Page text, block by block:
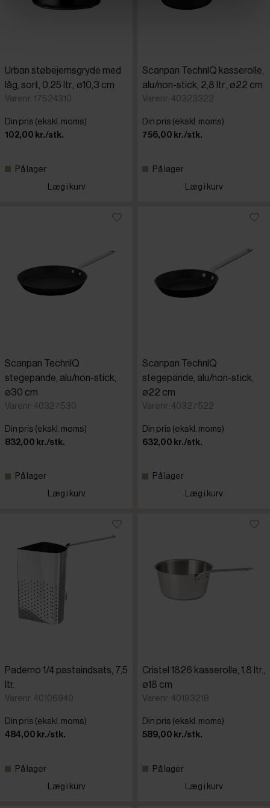
Urban støbejernsgryde med
låg, sort, 0,25 ltr., ø10,3 cm
Varenr: 17524310
Din pris (ekskl. moms)
102,00 kr./stk.
På lager
Læg i kurv
Scanpan TechnIQ kasserolle,
alu/non-stick, 2,8 ltr., ø22 cm
Varenr: 40323322
Din pris (ekskl. moms)
756,00 kr./stk.
På lager
Læg i kurv
Scanpan TechnIQ
stegepande, alu/non-stick,
ø30 cm
Varenr: 40327530
Din pris (ekskl. moms)
832,00 kr./stk.
På lager
Læg i kurv
Scanpan TechnIQ
stegepande, alu/non-stick,
ø22 cm
Varenr: 40327522
Din pris (ekskl. moms)
632,00 kr./stk.
På lager
Læg i kurv
Paderno 1/4 pastaindsats, 7,5
ltr.
Varenr: 40106940
Din pris (ekskl. moms)
484,00 kr./stk.
På lager
Læg i kurv
Cristel 1826 kasserolle, 1,8 ltr.,
ø18 cm
Varenr: 40193218
Din pris (ekskl. moms)
589,00 kr./stk.
På lager
Læg i kurv